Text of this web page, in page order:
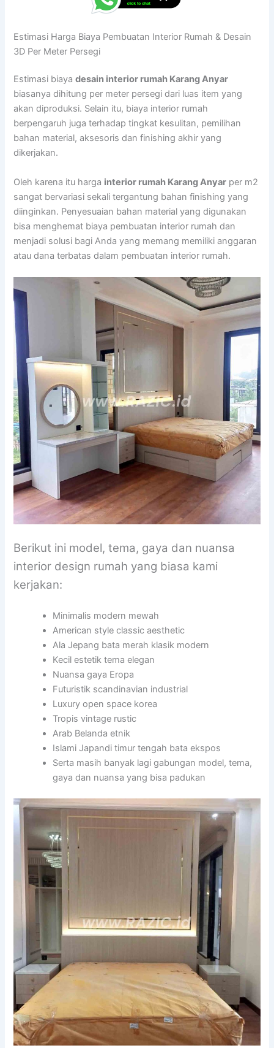
Estimasi Harga Biaya Pembuatan Interior Rumah & Desain
3D Per Meter Persegi
Estimasi biayadesain interior rumah Karang Anyar
biasanya dihitung per meter persegi dari luas item yang
akan diproduksi. Selain itu, biaya interior rumah
berpengaruh juga terhadap tingkat kesulitan, pemilihan
bahan material, aksesoris dan finishing akhir yang
dikerjakan.
Oleh karena itu harga interior rumah Karang Anyar per m2
sangat bervariasi sekali tergantung bahan finishing yang
diinginkan. Penyesuaian bahan material yang digunakan
bisa menghemat biaya pembuatan interior rumah dan
menjadi solusi bagi Anda yang memang memiliki anggaran
atau dana terbatas dalam pembuatan interior rumah.
Berikut ini model, tema, gaya dan nuansa
interior design rumah yang biasa kami
kerjakan:
Minimalis modern mewah
American style classic aesthetic
Ala Jepang bata merah klasik modern
Kecil estetik tema elegan
Nuansa gaya Eropa
Futuristik scandinavian industrial
Luxury open space korea
Tropis vintage rustic
Arab Belanda etnik
Islami Japandi timur tengah bata ekspos
Serta masih banyak lagi gabungan model, tema,
gaya dan nuansa yang bisa padukan